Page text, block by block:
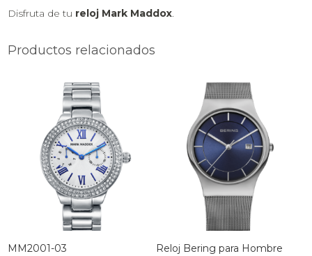
Disfruta de tu reloj Mark Maddox.
Productos relacionados
MM2001-03
Reloj Bering para Hombre